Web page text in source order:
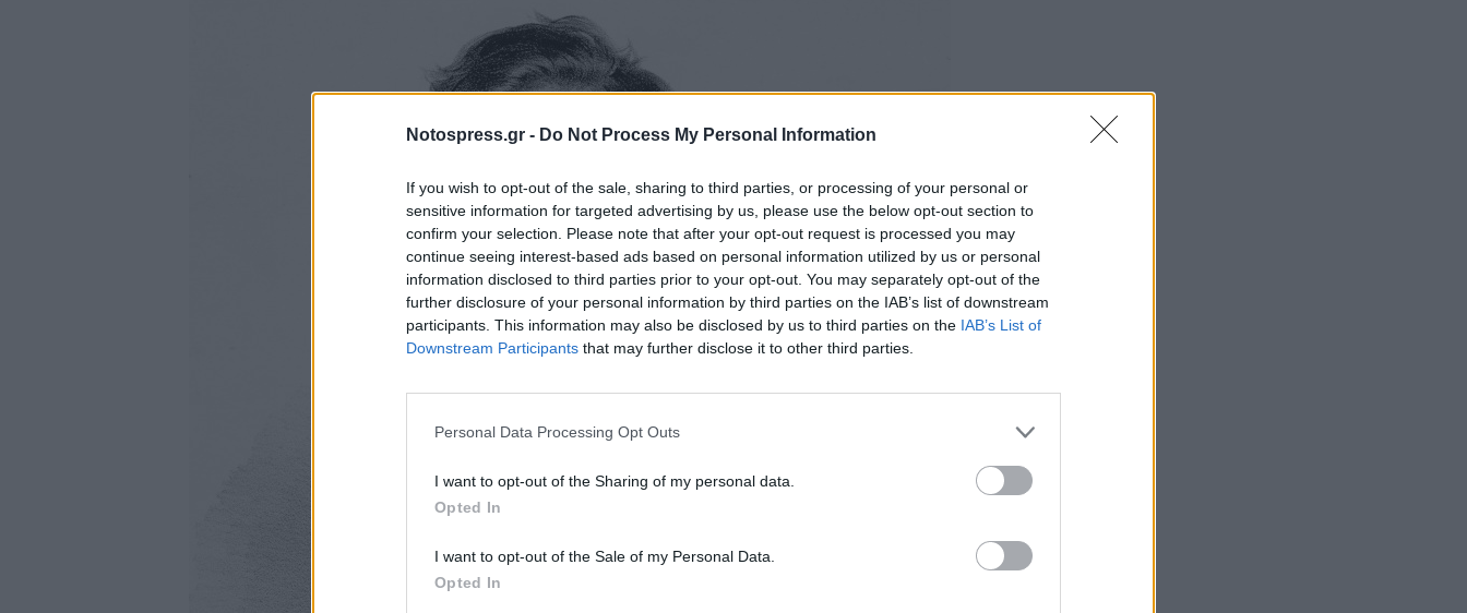
Notospress.gr - Do Not Process My Personal Information
If you wish to opt-out of the sale, sharing to third parties, or processing of your personal or
sensitive information for targeted advertising by us, please use the below opt-out section to
confirm your selection. Please note that after your opt-out request is processed you may
continue seeing interest-based ads based on personal information utilized by us or personal
information disclosed to third parties prior to your opt-out. You may separately opt-out of the
further disclosure of your personal information by third parties on the IAB’s list of downstream
participants. This information may also be disclosed by us to third parties on the IAB’s List of
Downstream Participants that may further disclose it to other third parties.
Personal Data Processing Opt Outs
I want to opt-out of the Sharing of my personal data.
Opted In
I want to opt-out of the Sale of my Personal Data.
Opted In